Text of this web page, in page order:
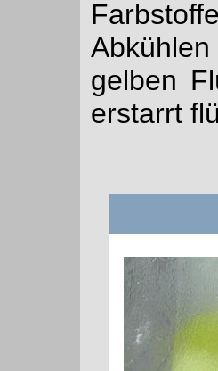
gelben
erstarrt